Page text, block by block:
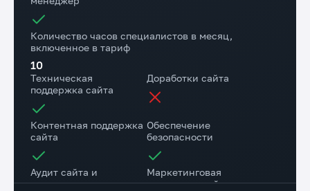
Количество часов специалистов в месяц,
включенное в тариф
10
Техническая
поддержка сайта
Доработки сайта
Контентная поддержка
сайта
Обеспечение
безопасности
Аудит сайта и
рекомендации
Маркетинговая
поддержка сайта